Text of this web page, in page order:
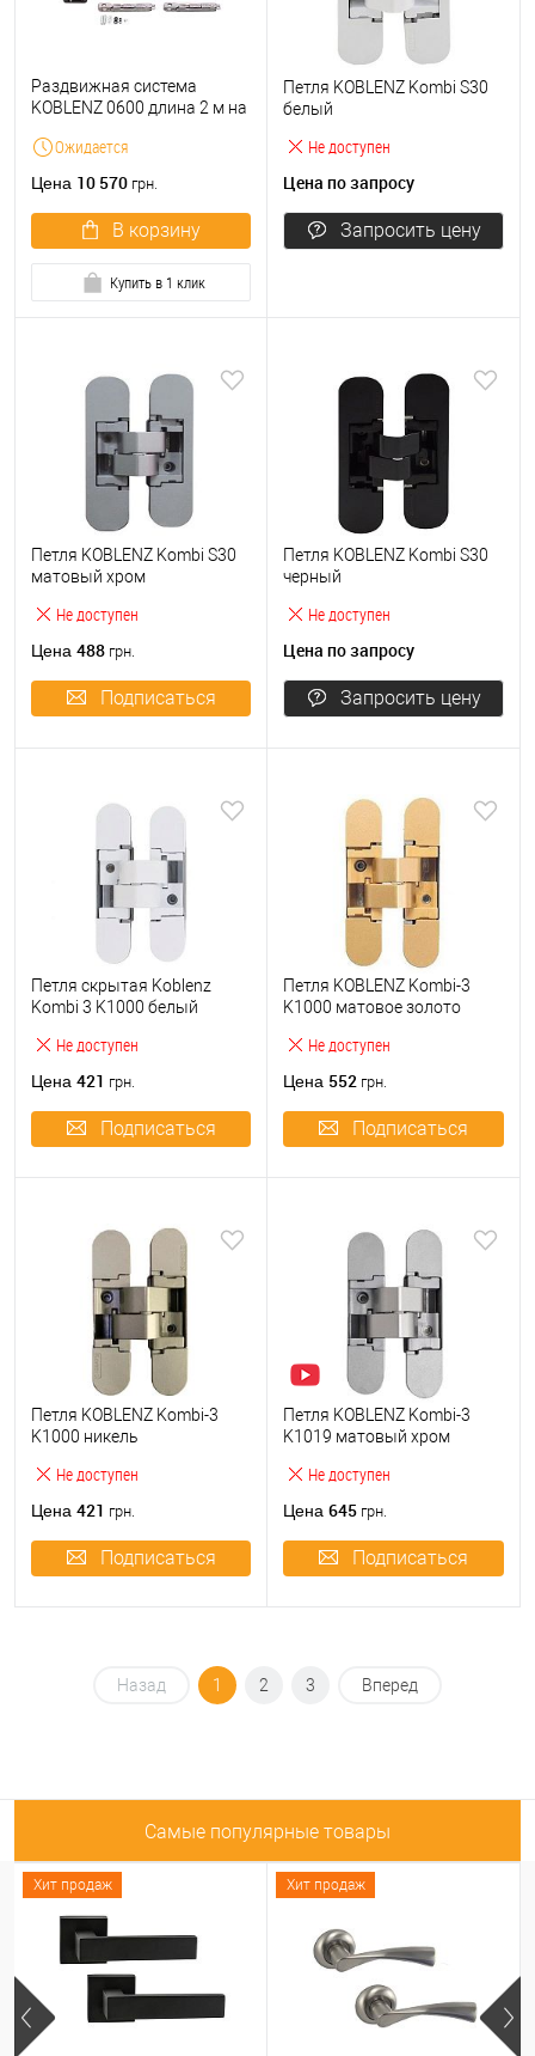
Ожидается
Раздвижная система
KOBLENZ 0600 длина 2 м на
двусторонним доводчиком
Цена 10 570 грн.
В корзину
Купить в 1 клик
Не доступен
Петля KOBLENZ Kombi S30
белый
Цена по запросу
Запросить цену
Не доступен
Петля KOBLENZ Kombi S30
матовый хром
Цена 488 грн.
Подписаться
Не доступен
Петля KOBLENZ Kombi S30
черный
Цена по запросу
Запросить цену
Не доступен
Петля скрытая Koblenz
Kombi 3 K1000 белый
Цена 421 грн.
Подписаться
Не доступен
Петля KOBLENZ Kombi-3
K1000 матовое золото
Цена 552 грн.
Подписаться
Не доступен
Петля KOBLENZ Kombi-3
K1000 никель
Цена 421 грн.
Подписаться
Не доступен
Петля KOBLENZ Kombi-3
K1019 матовый хром
Цена 645 грн.
Подписаться
Назад 1 2 3 Вперед
Самые популярные товары
Хит продаж Хит продаж